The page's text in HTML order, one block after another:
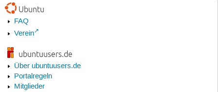
Ubuntu
FAQ
Verein
ubuntuusers.de
Über ubuntuusers.de
Portalregeln
Mitglieder